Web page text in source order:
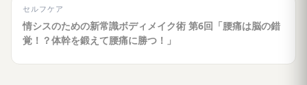
セルフケア
情シスのための新常識ボディメイク術 第6回「腰痛は脳の錯
覚！？体幹を鍛えて腰痛に勝つ！」